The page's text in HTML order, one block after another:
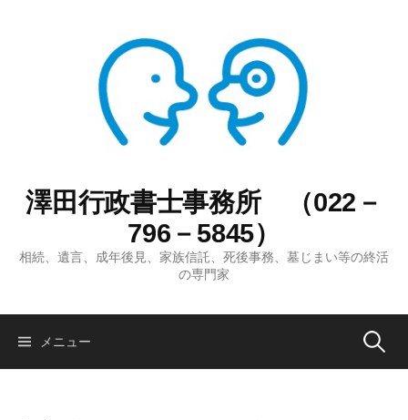
澤田行政書士事務所 （022－
796－5845）
相続、遺言、成年後見、家族信託、死後事務、墓じまい等の終活
の専門家
メニュー 検